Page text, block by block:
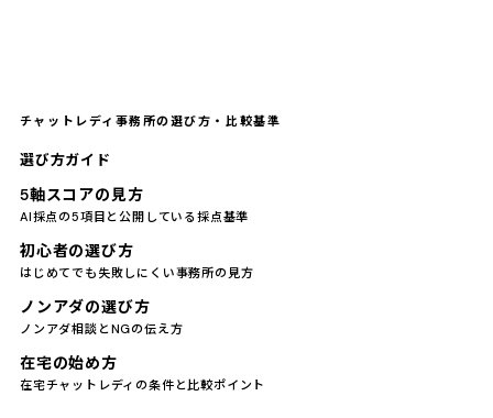
チャットレディ事務所の選び方・比較基準
選び方ガイド
5軸スコアの見方
AI採点の5項目と公開している採点基準
初心者の選び方
はじめてでも失敗しにくい事務所の見方
ノンアダの選び方
ノンアダ相談とNGの伝え方
在宅の始め方
在宅チャットレディの条件と比較ポイント